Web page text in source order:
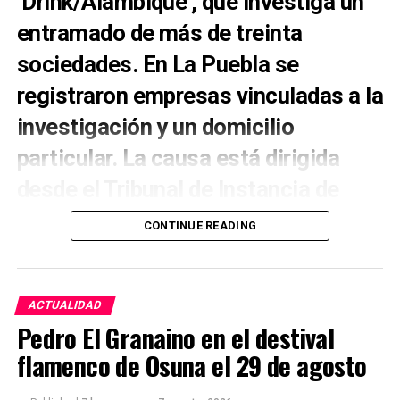
entramado de más de treinta
sociedades. En La Puebla se
registraron empresas vinculadas a la
investigación y un domicilio
particular. La causa está dirigida
Morón de la Frontera.
el fraude fiscal conocidas este verano en Andalucía.
La Policía Nacional, el Servicio de Vigilancia
Aduanera y el Área de Inspección Financiera de la
Agencia Tributaria han desarticulado una
organización presuntamente dedicada a defraudar
CONTINUE READING
ACTUALIDAD
Pedro El Granaino en el destival
flamenco de Osuna el 29 de agosto